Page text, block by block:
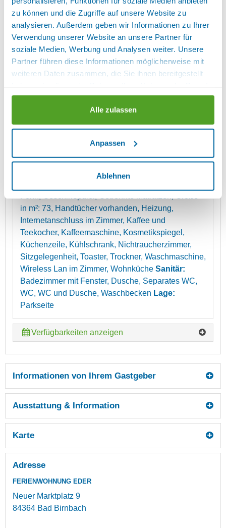
zu können und die Zugriffe auf unsere Website zu
analysieren. Außerdem geben wir Informationen zu Ihrer
Verwendung unserer Website an unsere Partner für
soziale Medien, Werbung und Analysen weiter. Unsere
Partner führen diese Informationen möglicherweise mit
weiteren Daten zusammen, die Sie ihnen bereitgestellt
gesammelt haben.
Alle zulassen
Anpassen
Ablehnen
auch im Urlaub selbst zu versorgen. Ein separates
Schlafzimmer bietet ein großes Doppelbett mit zwei
90 cm breiten Matratzen und hochwertiger
Bettwäsche – für Ihren erholsamen Schlaf. Ein
ausziehbares Schlafsofa eignet sich perfekt für 1
Jugendlichen oder 2 kleinere Kinder. Das moderne
Badezimmer verfügt über eine bodengleiche
in den Tag. Ein gemütlicher Balkon mit Sitzmöbeln
lädt dazu ein, den Morgenkaffee oder ein Glas Wein
Obergeschoss
Schlafraum, Backofen, Balkon, Bettwäsche
vorhanden, Doppelbett, Fenster können geöffnet
in m²: 73, Handtücher vorhanden, Heizung,
Internetanschluss im Zimmer, Kaffee und
Teekocher, Kaffeemaschine, Kosmetikspiegel,
Küchenzeile, Kühlschrank, Nichtraucherzimmer,
Sitzgelegenheit, Toaster, Trockner, Waschmaschine,
Wireless Lan im Zimmer, Wohnküche Sanitär:
Badezimmer mit Fenster, Dusche, Separates WC,
WC, WC und Dusche, Waschbecken Lage:
Parkseite
Verfügbarkeiten anzeigen
Informationen von Ihrem Gastgeber
Ausstattung & Information
Karte
Adresse
FERIENWOHNUNG EDER
Neuer Marktplatz 9
84364 Bad Birnbach